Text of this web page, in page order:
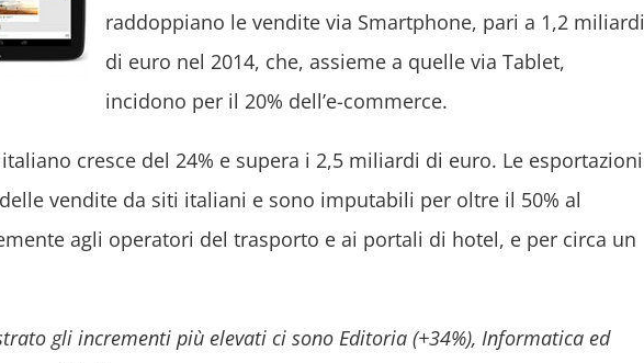
raddoppiano le vendite via Smartphone, pari a 1,2 miliardi
di euro nel 2014, che, assieme a quelle via Tablet,
incidono per il 20% dell’e-commerce.
italiano cresce del 24% e supera i 2,5 miliardi di euro. Le esportazioni
vendite da siti italiani e sono imputabili per oltre il 50% al
agli operatori del trasporto e ai portali di hotel, e per circa un
gli incrementi più elevati ci sono Editoria (+34%), Informatica ed